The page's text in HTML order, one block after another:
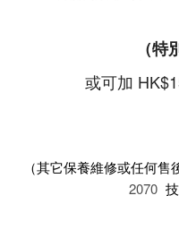
（特
或可加
（其它保養維修或任何售
2070